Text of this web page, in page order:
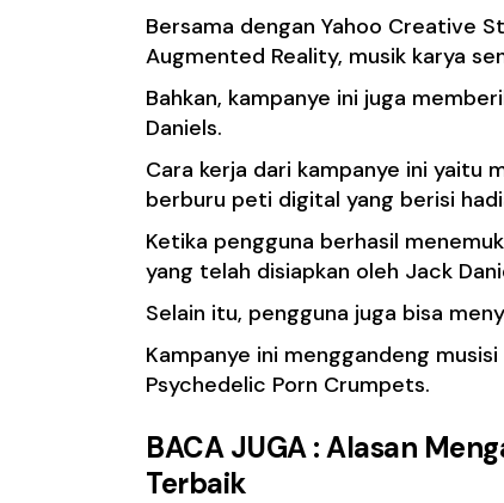
Bersama dengan Yahoo Creative
Augmented Reality, musik karya
Bahkan, kampanye ini juga
Daniels.
Cara kerja dari kampanye ini yaitu
berburu peti digital yang berisi
Ketika pengguna berhasil
yang telah disiapkan oleh Jack
Selain itu, pengguna juga bisa
Kampanye ini menggandeng
Psychedelic Porn Crumpets.
BACA JUGA :Alasan
Terbaik